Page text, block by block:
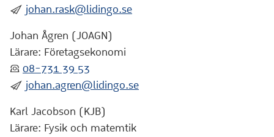
:skicka: johan.rask@lidingo.se
Johan Ågren (JOAGN)
Lärare: Företagsekonomi
:telefon: 08-731 39 53
:skicka: johan.agren@lidingo.se
Karl Jacobson (KJB)
Lärare: Fysik och matemtik